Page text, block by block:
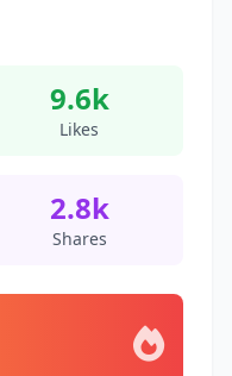
9.6k
Likes
2.8k
Shares